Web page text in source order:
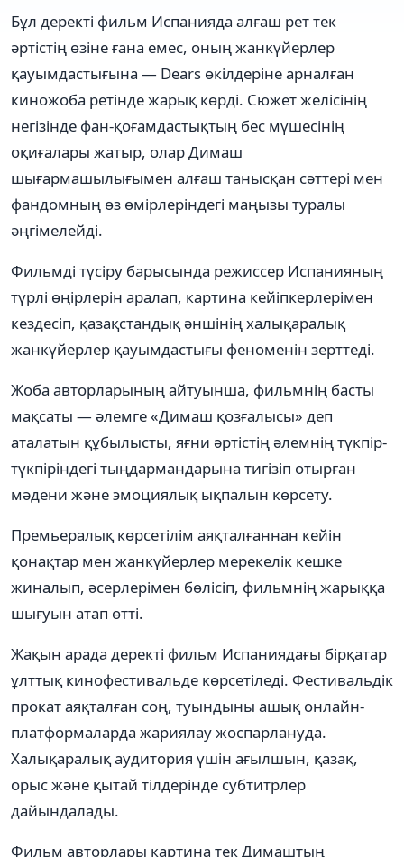
Бұл деректі фильм Испанияда алғаш рет тек
әртістің өзіне ғана емес, оның жанкүйерлер
қауымдастығына — Dears өкілдеріне арналған
киножоба ретінде жарық көрді. Сюжет желісінің
негізінде фан-қоғамдастықтың бес мүшесінің
оқиғалары жатыр, олар Димаш
шығармашылығымен алғаш танысқан сәттері мен
фандомның өз өмірлеріндегі маңызы туралы
әңгімелейді.
Фильмді түсіру барысында режиссер Испанияның
түрлі өңірлерін аралап, картина кейіпкерлерімен
кездесіп, қазақстандық әншінің халықаралық
жанкүйерлер қауымдастығы феноменін зерттеді.
Жоба авторларының айтуынша, фильмнің басты
мақсаты — әлемге «Димаш қозғалысы» деп
аталатын құбылысты, яғни әртістің әлемнің түкпір-
түкпіріндегі тыңдармандарына тигізіп отырған
мәдени және эмоциялық ықпалын көрсету.
Премьералық көрсетілім аяқталғаннан кейін
қонақтар мен жанкүйерлер мерекелік кешке
жиналып, әсерлерімен бөлісіп, фильмнің жарыққа
шығуын атап өтті.
Жақын арада деректі фильм Испаниядағы бірқатар
ұлттық кинофестивальде көрсетіледі. Фестивальдік
прокат аяқталған соң, туындыны ашық онлайн-
платформаларда жариялау жоспарлануда.
Халықаралық аудитория үшін ағылшын, қазақ,
орыс және қытай тілдерінде субтитрлер
дайындалады.
Фильм авторлары картина тек Димаштың